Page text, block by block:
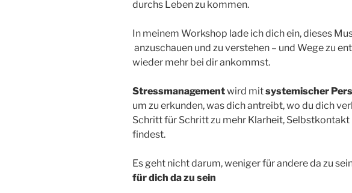
durchs Leben zu kommen.
In meinem Workshop lade ich dich ein, dieses
anzuschauen und zu verstehen – und Wege zu
wieder mehr bei dir ankommst.
Stressmanagementwird mitsystemischer
um zu erkunden, was dich antreibt, wo du dich
Schritt für Schritt zu mehr Klarheit, Selbstkontakt
findest.
Es geht nicht darum, weniger für andere da zu
für dich da zu sein